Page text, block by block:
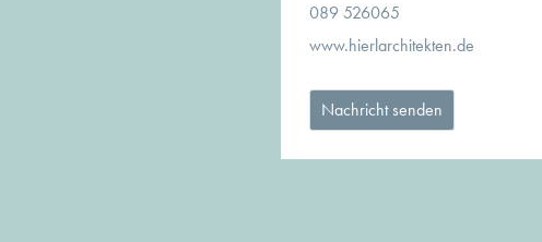
089 526065
www.hierlarchitekten.de
Nachricht senden